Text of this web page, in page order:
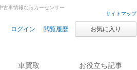
サイトマップ
ログイン 閲覧履歴 お気に入り
車買取 お役立ち記事
古車情報ならカーセンサー